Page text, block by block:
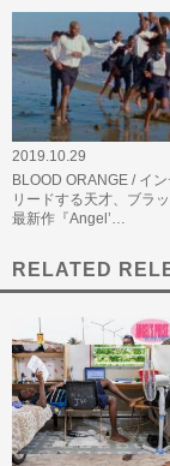
2019.10.29
BLOOD ORANGE / イ
リードする天才、ブラ
最新作『Angel’…
RELATED